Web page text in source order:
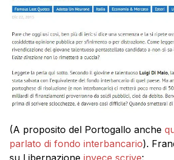
(A proposito del Portogallo anche
parlato di fondo interbancario).
su Libernazione invece scrive: